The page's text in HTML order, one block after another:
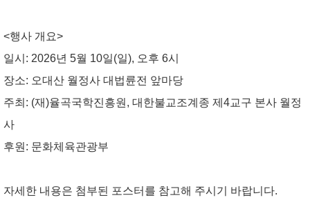
<행사 개요>
일시: 2026년 5월 10일(일), 오후 6시
장소: 오대산 월정사 대법륜전 앞마당
주최: (재)율곡국학진흥원, 대한불교조계종 제4교구 본사 월정
사
후원: 문화체육관광부
자세한 내용은 첨부된 포스터를 참고해 주시기 바랍니다.